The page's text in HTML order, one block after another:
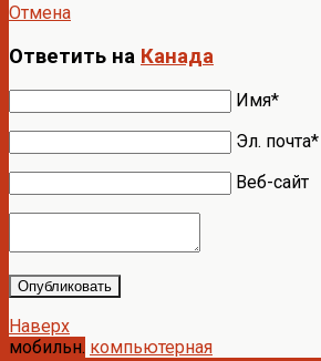
Отмена
Ответить на Канада
Имя*
Эл. почта*
Веб-сайт
Опубликовать
Наверх
мобильн. компьютерная